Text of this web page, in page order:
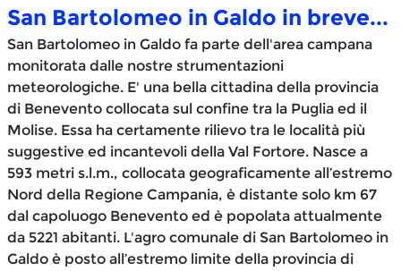
San Bartolomeo in Galdo in breve...
San Bartolomeo in Galdo fa parte dell'area campana
monitorata dalle nostre strumentazioni
meteorologiche. E' una bella cittadina della provincia
di Benevento collocata sul confine tra la Puglia ed il
Molise. Essa ha certamente rilievo tra le località più
suggestive ed incantevoli della Val Fortore. Nasce a
593 metri s.l.m., collocata geograficamente all’estremo
Nord della Regione Campania, è distante solo km 67
dal capoluogo Benevento ed è popolata attualmente
da 5221 abitanti. L'agro comunale di San Bartolomeo in
Galdo è posto all’estremo limite della provincia di